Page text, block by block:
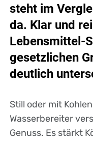
steht im
da. Klar und
Lebensmittel-
gesetzlichen
deutlich
Still oder mit
Wasserbereiter
Genuss. Es stärkt